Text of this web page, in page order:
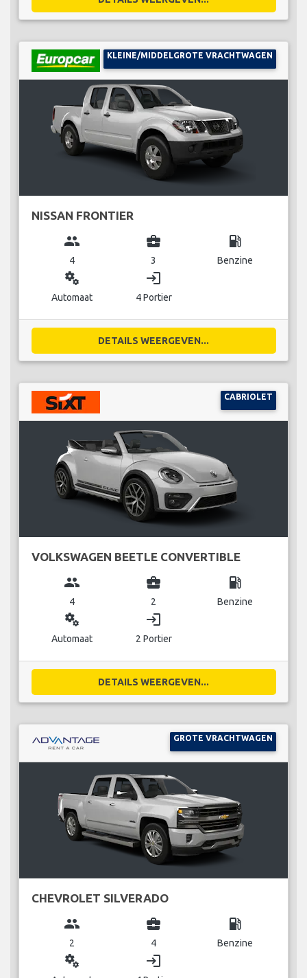
KLEINE/MIDDELGROTE VRACHTWAGEN
NISSAN FRONTIER
group
4
business_center
3
local_gas_station
Benzine
miscellaneous_services
Automaat
login
4 Portier
DETAILS WEERGEVEN...
CABRIOLET
VOLKSWAGEN BEETLE CONVERTIBLE
group
4
business_center
2
local_gas_station
Benzine
miscellaneous_services
Automaat
login
2 Portier
DETAILS WEERGEVEN...
GROTE VRACHTWAGEN
CHEVROLET SILVERADO
group
2
business_center
4
local_gas_station
Benzine
miscellaneous_services login